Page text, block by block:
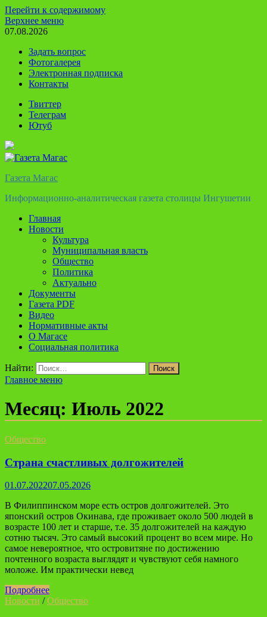
Перейти к содержимому
Верхнее меню
07.08.2026
Задать вопрос
Фотогалерея
Электронная подписка
Контакты
Твиттер
Телеграм
Ютуб
Газета Магас
Информационно-аналитическая газета столицы Ингушетии
Главная
Новости
Культура
Муниципальная власть
Общество
Политика
Актуально
Документы
Газета PDF
Видео
Нормативные акты
О Магасе
Социальная политика
Найти:
Главное меню
Месяц: Июль 2022
Общество
Страна счастливых долгожителей
01.07.202207.05.2026
В Филиппинском море есть остров долгожителей. Это
японский остров Окинава, где проживает около 500 людей в
возрасте 100 лет и старше, т.е. 35 долгожителей на каждую
сотню тысяч. Это самый высокий процент во всем мире. Но
самое невероятное, что островитяне по достижению
почтенного возраста выглядят и чувствуют себя намного
моложе. Им практически невед
Подробнее
Новости /Общество